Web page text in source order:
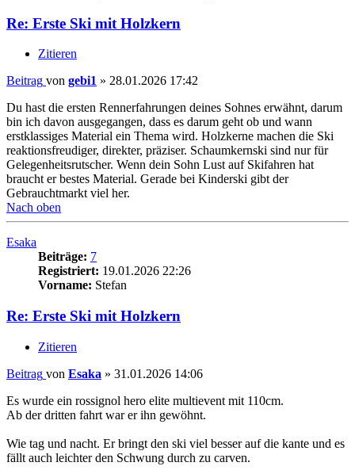
Re: Erste Ski mit Holzkern
Zitieren
Beitrag von gebi1 » 28.01.2026 17:42
Du hast die ersten Rennerfahrungen deines Sohnes erwähnt, darum
bin ich davon ausgegangen, dass es darum geht ob und wann
erstklassiges Material ein Thema wird. Holzkerne machen die Ski
reaktionsfreudiger, direkter, präziser. Schaumkernski sind nur für
Gelegenheitsrutscher. Wenn dein Sohn Lust auf Skifahren hat
braucht er bestes Material. Gerade bei Kinderski gibt der
Gebrauchtmarkt viel her.
Nach oben
Esaka
Beiträge: 7
Registriert: 19.01.2026 22:26
Vorname: Stefan
Re: Erste Ski mit Holzkern
Zitieren
Beitrag von Esaka » 31.01.2026 14:06
Es wurde ein rossignol hero elite multievent mit 110cm.
Ab der dritten fahrt war er ihn gewöhnt.
Wie tag und nacht. Er bringt den ski viel besser auf die kante und es
fällt auch leichter den Schwung durch zu carven.